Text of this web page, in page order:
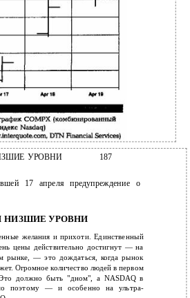
УРОВНИ 187
17 апреля предупреждение о
НИЗШИЕ УРОВНИ
желания и прихоти. Единственный
цены действительно достигнут — на
рынке, — это дождаться, когда рынок
Огромное количество людей в первом
должно быть "дном", a NASDAQ в
поэтому — и особенно на ультра-